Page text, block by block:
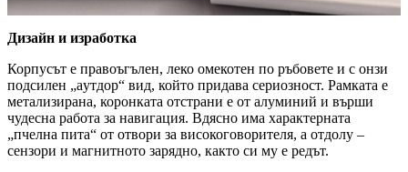
Дизайн и изработка
Корпусът е правоъгълен, леко омекотен по ръбовете и с онзи
подсилен „aутдор“ вид, който придава сериозност. Рамката е
метализирана, коронката отстрани е от алуминий и върши
чудесна работа за навигация. Вдясно има характерната
„пчелна пита“ от отвори за високоговорителя, а отдолу –
сензори и магнитното зарядно, както си му е редът.